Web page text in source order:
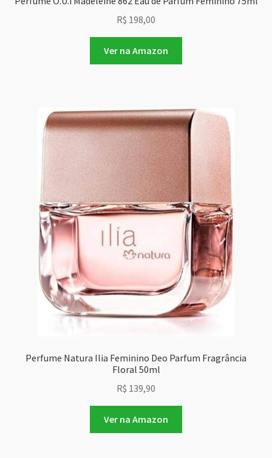
R$ 198,00
Ver na Amazon
Perfume Natura Ilia Feminino Deo Parfum Fragrância
Floral 50ml
R$ 139,90
Ver na Amazon